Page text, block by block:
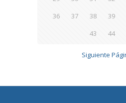
36
37 38 39
43
44
Siguiente